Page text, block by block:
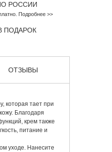
РОССИИ
Подробнее >>
ПОДАРОК
ОТЗЫВЫ
которая тает при
Благодаря
крем также
питание и
уходе. Нанесите